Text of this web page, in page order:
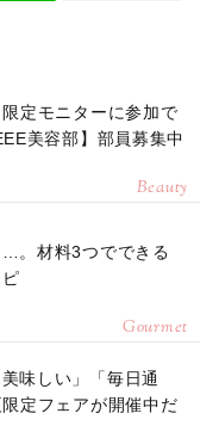
定モニターに参加で
美容部】部員募集中
Beauty
。材料3つでできる
Gourmet
味しい」「毎日通
定フェアが開催中だ